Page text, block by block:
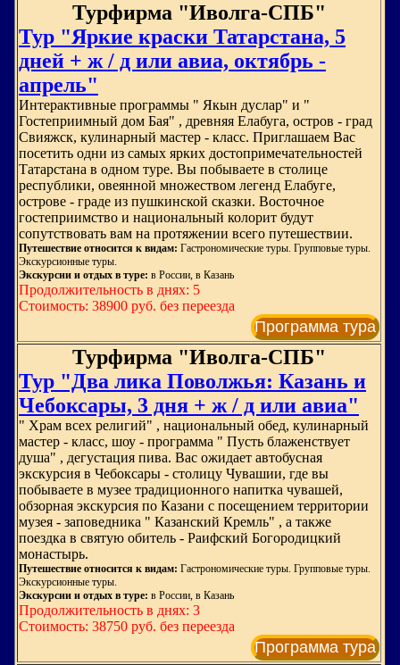
Турфирма "Иволга-СПБ"
Тур "Яркие краски Татарстана, 5
дней + ж / д или авиа, октябрь -
апрель"
Интерактивные программы " Якын дуслар" и "
Гостеприимный дом Бая" , древняя Елабуга, остров - град
Свияжск, кулинарный мастер - класс. Приглашаем Вас
посетить одни из самых ярких достопримечательностей
Татарстана в одном туре. Вы побываете в столице
республики, овеянной множеством легенд Елабуге,
острове - граде из пушкинской сказки. Восточное
гостеприимство и национальный колорит будут
сопутствовать вам на протяжении всего путешествии.
Путешествие относится к видам: Гастрономические туры. Групповые туры.
Экскурсионные туры.
Экскурсии и отдых в туре: в России, в Казань
Продолжительность в днях: 5
Стоимость: 38900 руб. без переезда
Программа тура
Турфирма "Иволга-СПБ"
Тур "Два лика Поволжья: Казань и
Чебоксары, 3 дня + ж / д или авиа"
" Храм всех религий" , национальный обед, кулинарный
мастер - класс, шоу - программа " Пусть блаженствует
душа" , дегустация пива. Вас ожидает автобусная
экскурсия в Чебоксары - столицу Чувашии, где вы
побываете в музее традиционного напитка чувашей,
обзорная экскурсия по Казани с посещением территории
музея - заповедника " Казанский Кремль" , а также
поездка в святую обитель - Раифский Богородицкий
монастырь.
Путешествие относится к видам: Гастрономические туры. Групповые туры.
Экскурсионные туры.
Экскурсии и отдых в туре: в России, в Казань
Продолжительность в днях: 3
Стоимость: 38750 руб. без переезда
Программа тура